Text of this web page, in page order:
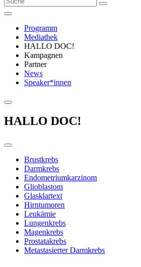
Programm
Mediathek
HALLO DOC!
Kampagnen
Partner
News
Speaker*innen
HALLO DOC!
Brustkrebs
Darmkrebs
Endometriumkarzinom
Glioblastom
Glasklartext
Hirntumoren
Leukämie
Lungenkrebs
Magenkrebs
Prostatakrebs
Metastasierter Darmkrebs